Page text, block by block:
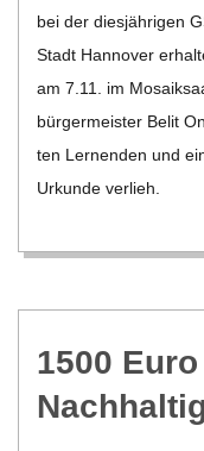
bei der dies­jäh­ri­gen
Stadt Han­no­ver
am 7.11. im
bür­ger­meis­ter Belit
ten Ler­nen­den und
Urkunde ver­lieh.
1500